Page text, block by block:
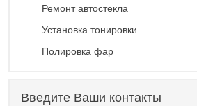
Ремонт автостекла
Установка тонировки
Полировка фар
Введите Ваши контакты